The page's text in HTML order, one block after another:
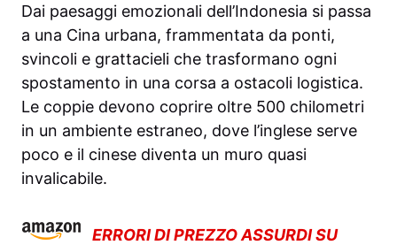
Dai paesaggi emozionali dell’Indonesia si passa
a una Cina urbana, frammentata da ponti,
svincoli e grattacieli che trasformano ogni
spostamento in una corsa a ostacoli logistica.
Le coppie devono coprire oltre 500 chilometri
in un ambiente estraneo, dove l’inglese serve
poco e il cinese diventa un muro quasi
invalicabile.
ERRORI DI PREZZO ASSURDI SU